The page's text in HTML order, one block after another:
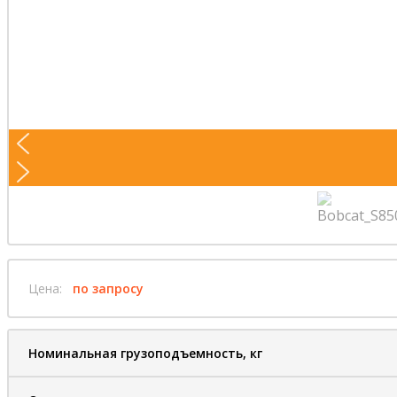
Цена: по запросу
Номинальная грузоподъемность, кг